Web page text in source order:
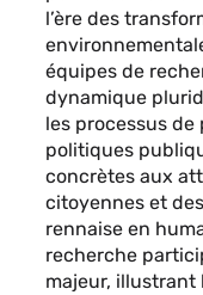
l’ère des
équipes de
dynamique
les processus
politiques
concrètes aux
citoyennes et
rennaise en
recherche
majeur, illustrant